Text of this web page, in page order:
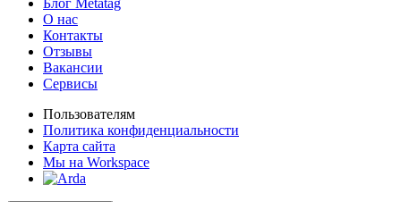
Блог Metatag
О нас
Контакты
Отзывы
Вакансии
Сервисы
Пользователям
Политика конфиденциальности
Карта сайта
Мы на Workspace